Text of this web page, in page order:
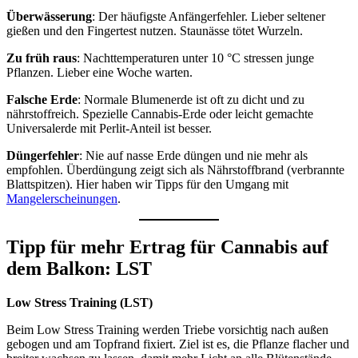
Überwässerung: Der häufigste Anfängerfehler. Lieber seltener
gießen und den Fingertest nutzen. Staunässe tötet Wurzeln.
Zu früh raus: Nachttemperaturen unter 10 °C stressen junge
Pflanzen. Lieber eine Woche warten.
Falsche Erde: Normale Blumenerde ist oft zu dicht und zu
nährstoffreich. Spezielle Cannabis-Erde oder leicht gemachte
Universalerde mit Perlit-Anteil ist besser.
Düngerfehler: Nie auf nasse Erde düngen und nie mehr als
empfohlen. Überdüngung zeigt sich als Nährstoffbrand (verbrannte
Blattspitzen). Hier haben wir Tipps für den Umgang mit
Mangelerscheinungen.
Tipp für mehr Ertrag für Cannabis auf
dem Balkon: LST
Low Stress Training (LST)
Beim Low Stress Training werden Triebe vorsichtig nach außen
gebogen und am Topfrand fixiert. Ziel ist es, die Pflanze flacher und